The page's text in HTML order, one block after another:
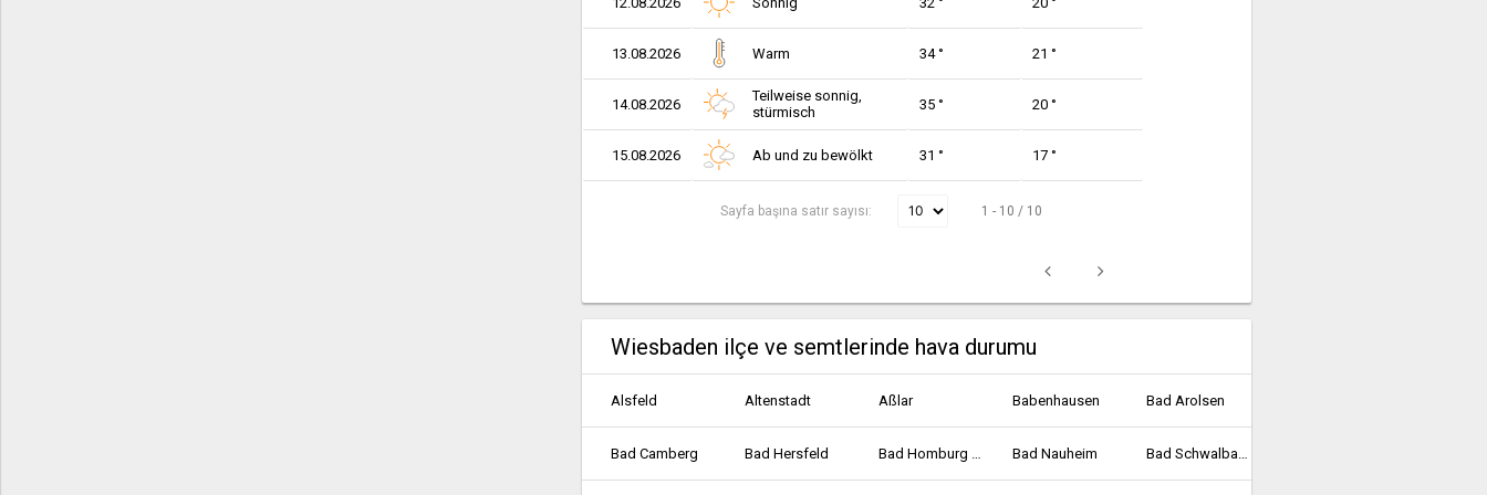
13.08.2026 Warm 34 ° 21 °
14.08.2026
Teilweise sonnig,
stürmisch
35 ° 20 °
15.08.2026 Ab und zu bewölkt 31 ° 17 °
Sayfa başına satır sayısı: 1 - 10 / 10
Wiesbaden ilçe ve semtlerinde hava durumu
Alsfeld Altenstadt Aßlar Babenhausen Bad Arolsen
Bad Camberg Bad Hersfeld Bad Homburg vor der Höhe Bad Nauheim Bad Schwalbach